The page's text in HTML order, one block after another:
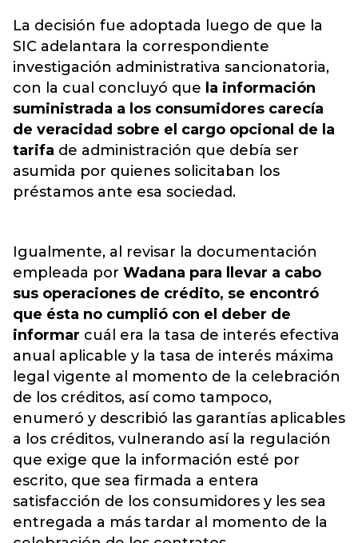
La decisión fue adoptada luego de que la
SIC adelantara la correspondiente
investigación administrativa sancionatoria,
con la cual concluyó que la información
suministrada a los consumidores carecía
de veracidad sobre el cargo opcional de la
tarifa de administración que debía ser
asumida por quienes solicitaban los
préstamos ante esa sociedad.
Igualmente, al revisar la documentación
empleada por Wadana para llevar a cabo
sus operaciones de crédito, se encontró
que ésta no cumplió con el deber de
informar cuál era la tasa de interés efectiva
anual aplicable y la tasa de interés máxima
legal vigente al momento de la celebración
de los créditos, así como tampoco,
enumeró y describió las garantías aplicables
a los créditos, vulnerando así la regulación
que exige que la información esté por
escrito, que sea firmada a entera
satisfacción de los consumidores y les sea
entregada a más tardar al momento de la